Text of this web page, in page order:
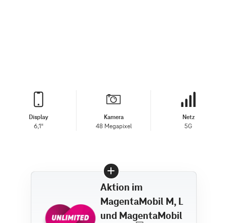
Display
6,1"
Kamera
48 Megapixel
Netz
5G
Aktion im
MagentaMobil M, L
und MagentaMobil